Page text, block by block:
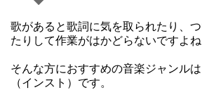
歌があると歌詞に気を取られたり、
たりして作業がはかどらないですよね
そんな方におすすめの音楽ジャンル
（インスト）です。